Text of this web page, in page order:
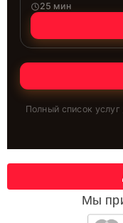
25 мин
Полный список услуг
Мы